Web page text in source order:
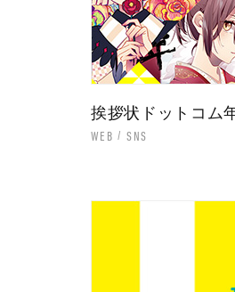
挨拶状ドットコム
WEB SNS